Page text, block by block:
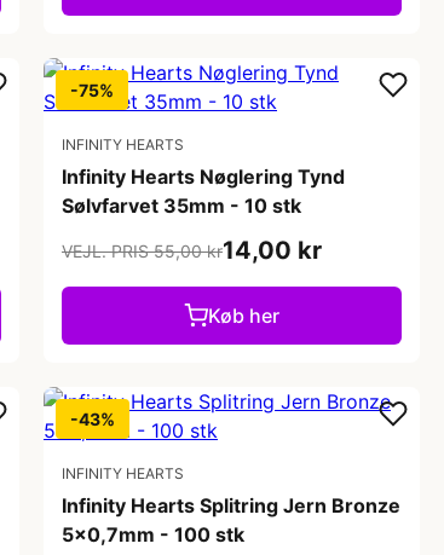
-75%
INFINITY HEARTS
Infinity Hearts Nøglering Tynd
Sølvfarvet 35mm - 10 stk
VEJL. PRIS 55,00 kr14,00 kr
Køb her
-43%
INFINITY HEARTS
Infinity Hearts Splitring Jern Bronze
5x0,7mm - 100 stk